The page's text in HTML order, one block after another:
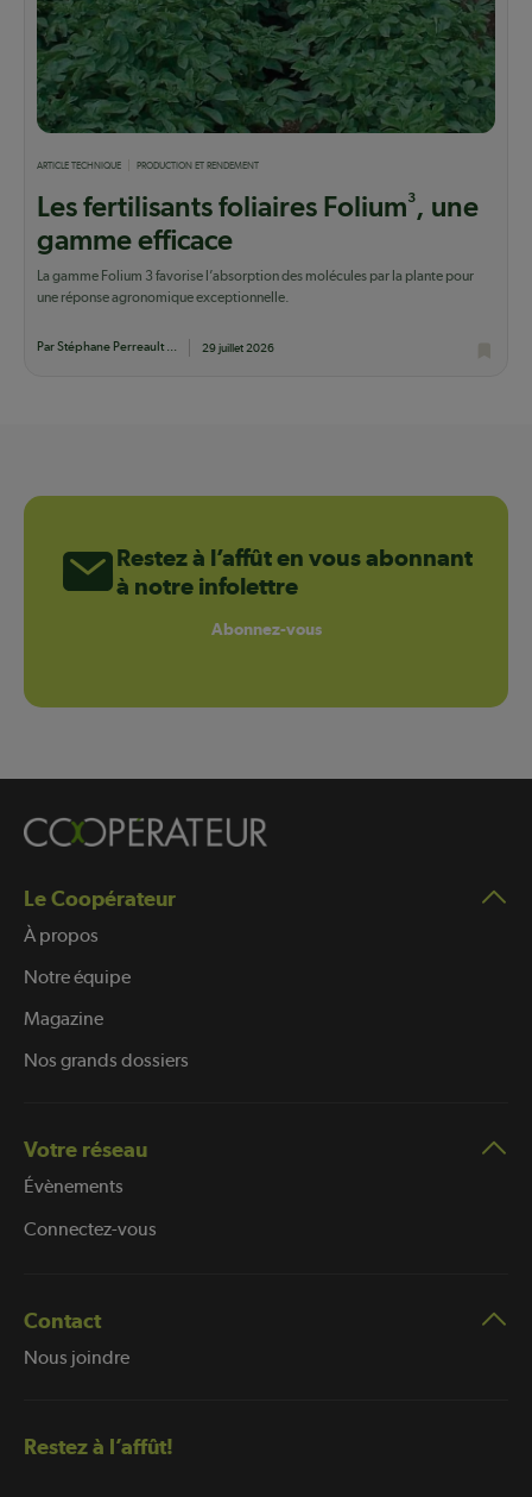
ARTICLE TECHNIQUE PRODUCTION ET RENDEMENT
Les fertilisants foliaires Folium3, une
gamme efficace
La gamme Folium 3 favorise l’absorption des molécules par la plante pour
une réponse agronomique exceptionnelle.
Par Stéphane Perreault ... 29 juillet 2026
Restez à l’affût en vous abonnant
à notre infolettre
Abonnez-vous
Le Coopérateur
À propos
Notre équipe
Magazine
Nos grands dossiers
Votre réseau
Évènements
Connectez-vous
Contact
Nous joindre
Restez à l’affût!